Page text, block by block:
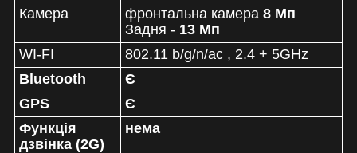
Камера фронтальна камера 8 Мп
Задня - 13 Мп
WI-FI
802.11 b/g/n/ac , 2.4 + 5GHz
Bluetooth
Є
GPS
Є
Функція
дзвінка (2G)
нема